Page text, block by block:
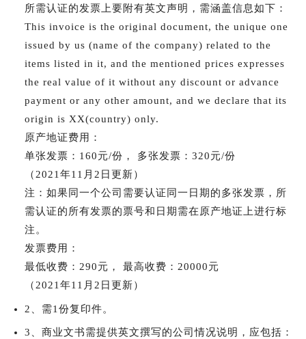
所需认证的发票上要附有英文声明，需涵盖信息如下：
This invoice is the original document, the unique one
issued by us (name of the company) related to the
items listed in it, and the mentioned prices expresses
the real value of it without any discount or advance
payment or any other amount, and we declare that its
origin is XX(country) only.
原产地证费用：
单张发票：160元/份， 多张发票：320元/份
（2021年11月2日更新）
注：如果同一个公司需要认证同一日期的多张发票，所
需认证的所有发票的票号和日期需在原产地证上进行标
注。
发票费用：
最低收费：290元， 最高收费：20000元
（2021年11月2日更新）
2、需1份复印件。
3、商业文书需提供英文撰写的公司情况说明，应包括：